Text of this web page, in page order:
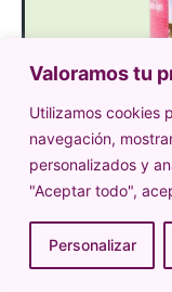
Valoramos tu
Utilizamos cookies
navegación,
personalizados y
"Aceptar todo",
Personalizar